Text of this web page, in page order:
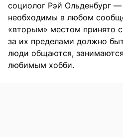
социолог Рэй Ольденбург
необходимы в любом
«вторым» местом принято
за их пределами должно
люди общаются,
любимым хобби.